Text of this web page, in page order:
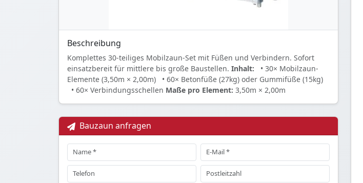
Beschreibung
Komplettes 30-teiliges Mobilzaun-Set mit Füßen und Verbindern. Sofort
einsatzbereit für mittlere bis große Baustellen. Inhalt:
• 30× Mobilzaun-
Elemente (3,50m × 2,00m)
• 60× Betonfüße (27kg) oder Gummifüße (15kg)
• 60× Verbindungsschellen Maße pro Element: 3,50m × 2,00m
Bauzaun anfragen